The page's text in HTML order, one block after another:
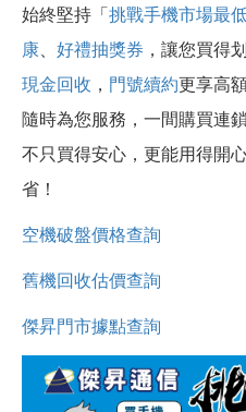
始終堅持「挑戰手機市場最
康、 好禮抽獎券 ，讓您買得
現金回收 ， 門號續約更享高
隨時為您服務，一間購買連
不只買得安心，更能用得開
省！
空機破盤價格查詢
舊機回收估價查詢
傑昇門市據點查詢